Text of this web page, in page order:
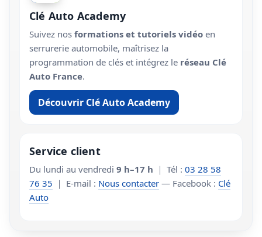
Clé Auto Academy
Suivez nos formations et tutoriels vidéo en
serrurerie automobile, maîtrisez la
programmation de clés et intégrez le réseau Clé
Auto France.
Découvrir Clé Auto Academy
Service client
Du lundi au vendredi 9 h–17 h ｜ Tél : 03 28 58
76 35 ｜ E-mail : Nous contacter — Facebook : Clé
Auto